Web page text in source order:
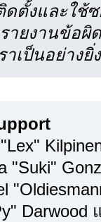
ตั้งและใช้ซ
ายงานข้อผิ
เป็นอย่างยิ่ง
"Suki"
Darwood